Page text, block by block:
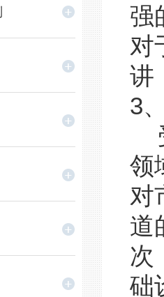
强
对
讲
3
领
对
道
次
础